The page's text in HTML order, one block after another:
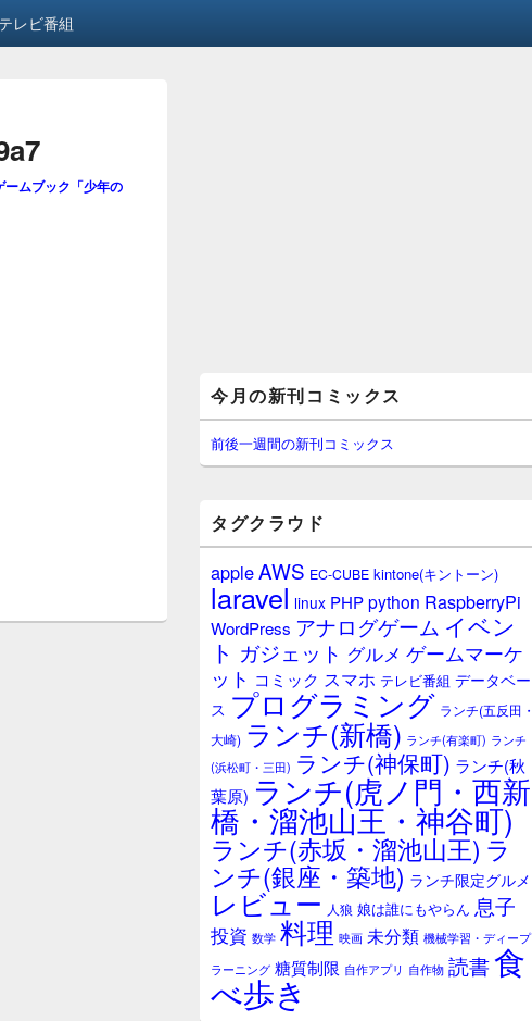
レビ番組
ムブック「少年の
イ
ン
サ
イ
ー
ジ
ッ
ト
今月の新刊コミックス
前後一週間の新刊コミックス
タグクラウド
appleAWS EC-CUBE kintone(キントーン)
laravel linux PHPpython RaspberryPi
WordPress アナログゲーム イベン
ト ガジェット グルメ ゲームマーケ
ット コミック スマホ テレビ番組 データベー
ス プログラミング ランチ(五反田・
大崎) ランチ(新橋) ランチ(有楽町) ランチ
(浜松町・三田) ランチ(神保町) ランチ(秋
葉原) ランチ(虎ノ門・西新
橋・溜池山王・神谷町)
ランチ(赤坂・溜池山王) ラ
ンチ(銀座・築地) ランチ限定グルメ
レビュー 人狼 娘は誰にもやらん 息子
投資 数学 料理 映画 未分類 機械学習・ディープ
ラーニング 糖質制限 自作アプリ 自作物 読書食
べ歩き